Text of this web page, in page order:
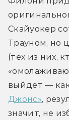
Скайуокер
Трауном, но
(тех из них,
выйдет —
Джонс»,
значит, не